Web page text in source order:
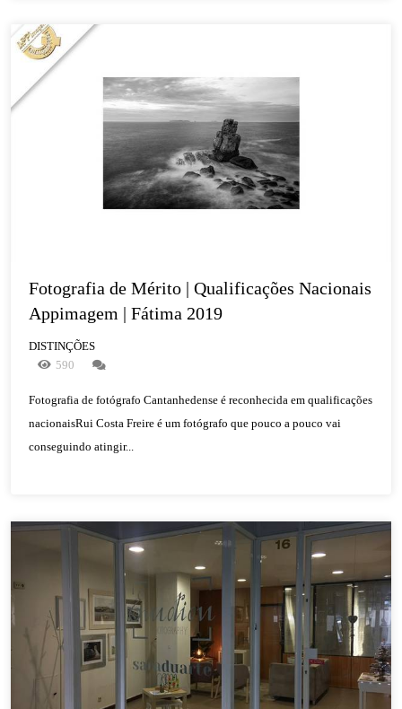
Fotografia de Mérito | Qualificações Nacionais
Appimagem | Fátima 2019
DISTINÇÕES
590
Fotografia de fotógrafo Cantanhedense é reconhecida em qualificações
nacionaisRui Costa Freire é um fotógrafo que pouco a pouco vai
conseguindo atingir...